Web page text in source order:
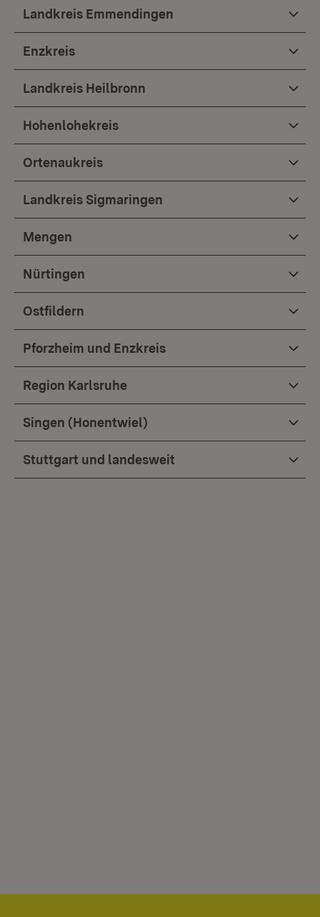
Landkreis Emmendingen
Enzkreis
Landkreis Heilbronn
Hohenlohekreis
Ortenaukreis
Landkreis Sigmaringen
Mengen
Nürtingen
Ostfildern
Pforzheim und Enzkreis
Region Karlsruhe
Singen (Honentwiel)
Stuttgart und landesweit